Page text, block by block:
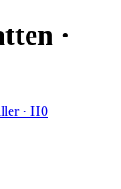
·